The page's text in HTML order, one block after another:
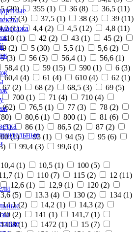
(20) 355 (1) 36 (8) 36,5 (11)
37 (3) 37,5 (1) 38 (3) 39 (11)
(1) 4,4 (2) 4,5 (12) 4,8 (11)
410 (1) 42 (2) 43 (1) 45 (2)
(2) 5 (30) 5,5 (1) 5,6 (2)
(3) 56 (5) 56,4 (1) 56,6 (1)
58,4 (1) 59 (15) 590 (1) 6 (3)
60,4 (4) 61 (4) 610 (4) 62 (1)
67 (2) 68 (2) 68,5 (3) 69 (5)
700 (1) 71 (4) 710 (4)
(62) 76,5 (1) 77 (3) 78 (2)
80) 80,6 (1) 800 (1) 81 (6)
(3) 86 (1) 86,5 (2) 87 (2)
(1) 93 (1) 94 (5) 95 (6)
) 99,4 (3) 99,6 (1)
10,4 (1) 10,5 (1) 100 (5)
(1) 110 (7) 115 (2) 12 (11)
12,6 (1) 12,9 (1) 120 (2)
(5) 13.3 (4) 130 (2) 134 (1)
14,1 (2) 14,2 (1) 14,3 (2)
(2) 141 (1) 141,7 (1)
1468 (1) 1472 (1) 15 (7)